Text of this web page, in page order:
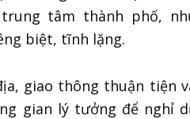
tâm thành phố,
biệt, tĩnh lặng.
giao thông thuận tiện
gian lý tưởng để nghỉ